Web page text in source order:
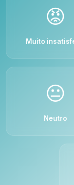
😡
Muito
😐
Neutro